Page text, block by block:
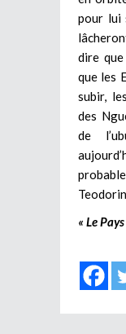
pour lui
dire
que les
subir,
des
de
« Le Pays